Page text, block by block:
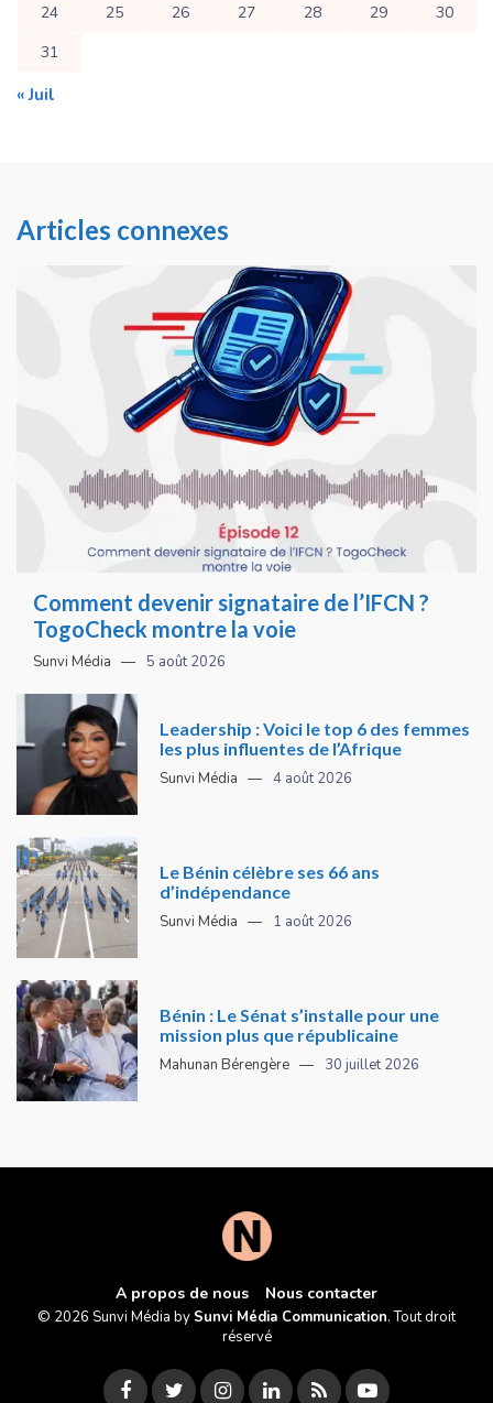
24
25 26 27 28 29
30
31
« Juil
Articles connexes
Comment devenir signataire de l’IFCN ?
TogoCheck montre la voie
Sunvi Média 5 août 2026
Leadership : Voici le top 6 des femmes
les plus influentes de l’Afrique
Sunvi Média 4 août 2026
Le Bénin célèbre ses 66 ans
d’indépendance
Sunvi Média 1 août 2026
Bénin : Le Sénat s’installe pour une
mission plus que républicaine
Mahunan Bérengère 30 juillet 2026
A propos de nous Nous contacter
© 2026 Sunvi Média by Sunvi Média Communication. Tout droit
réservé